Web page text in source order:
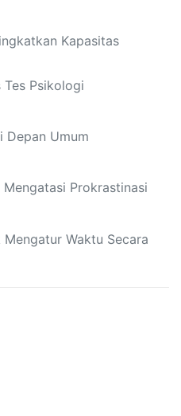
Kapasitas
Tes Psikologi
Depan Umum
Prokrastinasi
Waktu Secara